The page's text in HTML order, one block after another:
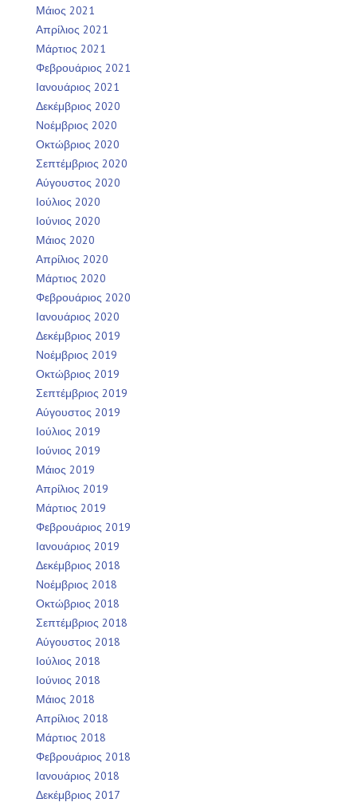
Μάιος 2021
Απρίλιος 2021
Μάρτιος 2021
Φεβρουάριος 2021
Ιανουάριος 2021
Δεκέμβριος 2020
Νοέμβριος 2020
Οκτώβριος 2020
Σεπτέμβριος 2020
Αύγουστος 2020
Ιούλιος 2020
Ιούνιος 2020
Μάιος 2020
Απρίλιος 2020
Μάρτιος 2020
Φεβρουάριος 2020
Ιανουάριος 2020
Δεκέμβριος 2019
Νοέμβριος 2019
Οκτώβριος 2019
Σεπτέμβριος 2019
Αύγουστος 2019
Ιούλιος 2019
Ιούνιος 2019
Μάιος 2019
Απρίλιος 2019
Μάρτιος 2019
Φεβρουάριος 2019
Ιανουάριος 2019
Δεκέμβριος 2018
Νοέμβριος 2018
Οκτώβριος 2018
Σεπτέμβριος 2018
Αύγουστος 2018
Ιούλιος 2018
Ιούνιος 2018
Μάιος 2018
Απρίλιος 2018
Μάρτιος 2018
Φεβρουάριος 2018
Ιανουάριος 2018
Δεκέμβριος 2017